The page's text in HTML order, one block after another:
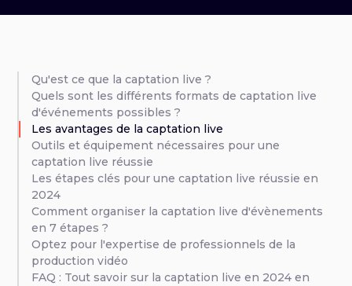
Qu'est ce que la captation live ?
Quels sont les différents formats de captation live
d'événements possibles ?
Les avantages de la captation live
Outils et équipement nécessaires pour une
captation live réussie
Les étapes clés pour une captation live réussie en
2024
Comment organiser la captation live d'évènements
en 7 étapes ?
Optez pour l'expertise de professionnels de la
production vidéo
FAQ : Tout savoir sur la captation live en 2024 en